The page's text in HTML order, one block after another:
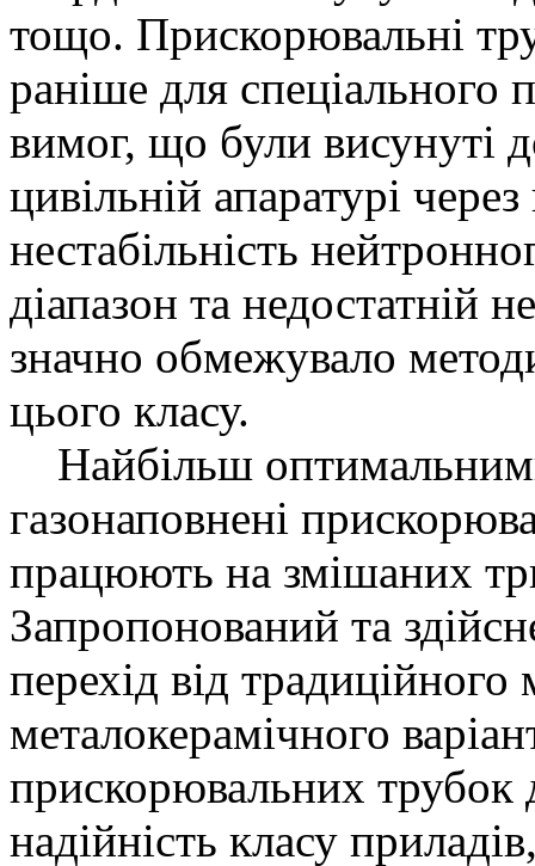
тощо. Прискорювальні
раніше для спеціального
вимог, що були висунуті
цивільній апаратурі
нестабільність
діапазон та недостатній
значно обмежувало
цього класу.
Найбільш
газонаповнені
працюють на змішаних
Запропонований та
перехід від
металокерамічного
прискорювальних трубок
надійність класу